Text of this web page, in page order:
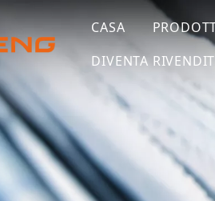
CASA
DIVENTA